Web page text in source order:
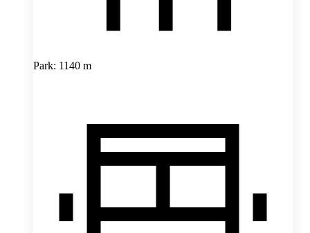
Park: 1140 m